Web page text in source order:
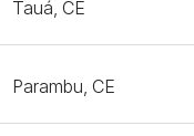
Tauá, CE
Parambu, CE